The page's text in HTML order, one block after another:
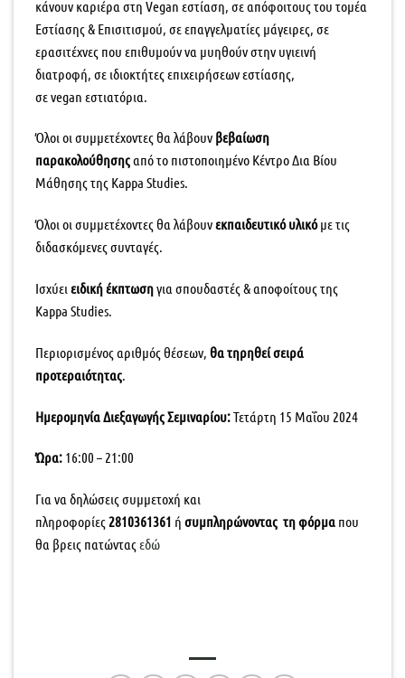
κάνουν καριέρα στη Vegan εστίαση, σε απόφοιτους του τομέα
Εστίασης & Επισιτισμού, σε επαγγελματίες μάγειρες, σε
ερασιτέχνες που επιθυμούν να μυηθούν στην υγιεινή
διατροφή, σε ιδιοκτήτες επιχειρήσεων εστίασης,
σε vegan εστιατόρια.
Όλοι οι συμμετέχοντες θα λάβουν βεβαίωση
παρακολούθησηςαπό το πιστοποιημένο Κέντρο Δια Βίου
Μάθησης της Kappa Studies.
Όλοι οι συμμετέχοντες θα λάβουνεκπαιδευτικό υλικόμε τις
διδασκόμενες συνταγές.
Ισχύει ειδική έκπτωσηγια σπουδαστές & αποφοίτους της
Kappa Studies.
Περιορισμένος αριθμός θέσεων, θα τηρηθεί σειρά
προτεραιότητας.
Ημερομηνία Διεξαγωγής Σεμιναρίου:Τετάρτη 15 Μαΐου 2024
Ώρα: 16:00 – 21:00
Για να δηλώσεις συμμετοχή και
πληροφορίες2810361361 ή συμπληρώνοντας τη φόρμα που
θα βρεις πατώνταςεδώ